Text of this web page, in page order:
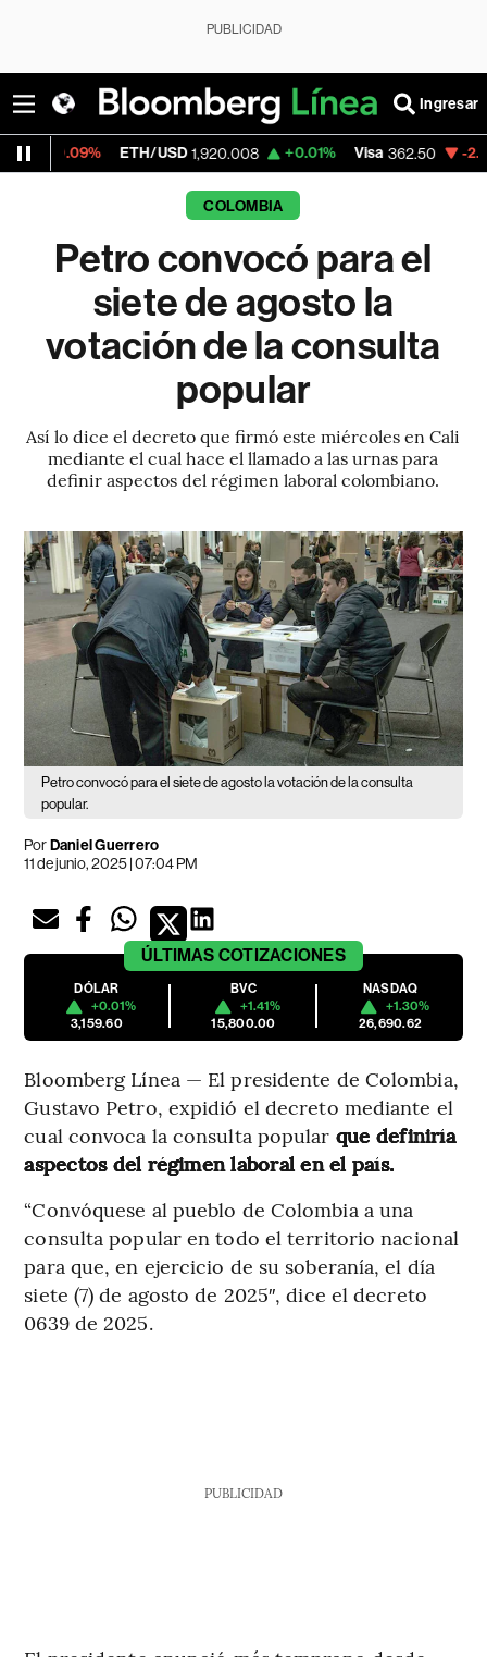
PUBLICIDAD
Ingresar
ETH/USD 1,920.008 +0.01% Visa 362.50 -2.15%
COLOMBIA
Petro convocó para el
siete de agosto la
votación de la consulta
popular
Así lo dice el decreto que firmó este miércoles en Cali
mediante el cual hace el llamado a las urnas para
definir aspectos del régimen laboral colombiano.
Petro convocó para el siete de agosto la votación de la consulta
popular.
PorDaniel Guerrero
11 de junio, 2025 | 07:04 PM
ÚLTIMAS COTIZACIONES
DÓLAR
+0.01%
3,159.60
BVC
+1.41%
15,800.00
NASDAQ
+1.30%
26,690.62
Bloomberg Línea — El presidente de Colombia,
Gustavo Petro, expidió el decreto mediante el
cual convoca la consulta popular que definiría
aspectos del régimen laboral en el país.
“Convóquese al pueblo de Colombia a una
consulta popular en todo el territorio nacional
para que, en ejercicio de su soberanía, el día
siete (7) de agosto de 2025″, dice el decreto
0639 de 2025.
PUBLICIDAD